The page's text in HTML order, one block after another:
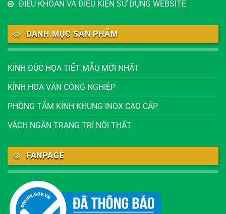
ĐIỀU KHOẢN VÀ ĐIỀU KIỆN SỬ DỤNG WEBSITE
DANH MỤC SẢN PHẨM
KÍNH ĐÚC HỌA TIẾT MẪU MỚI NHẤT
KÍNH HOA VĂN CÔNG NGHIỆP
PHÒNG TẮM KÍNH KHUNG INOX CAO CẤP
VÁCH NGĂN TRANG TRÍ NỘI THẤT
FANPAGE